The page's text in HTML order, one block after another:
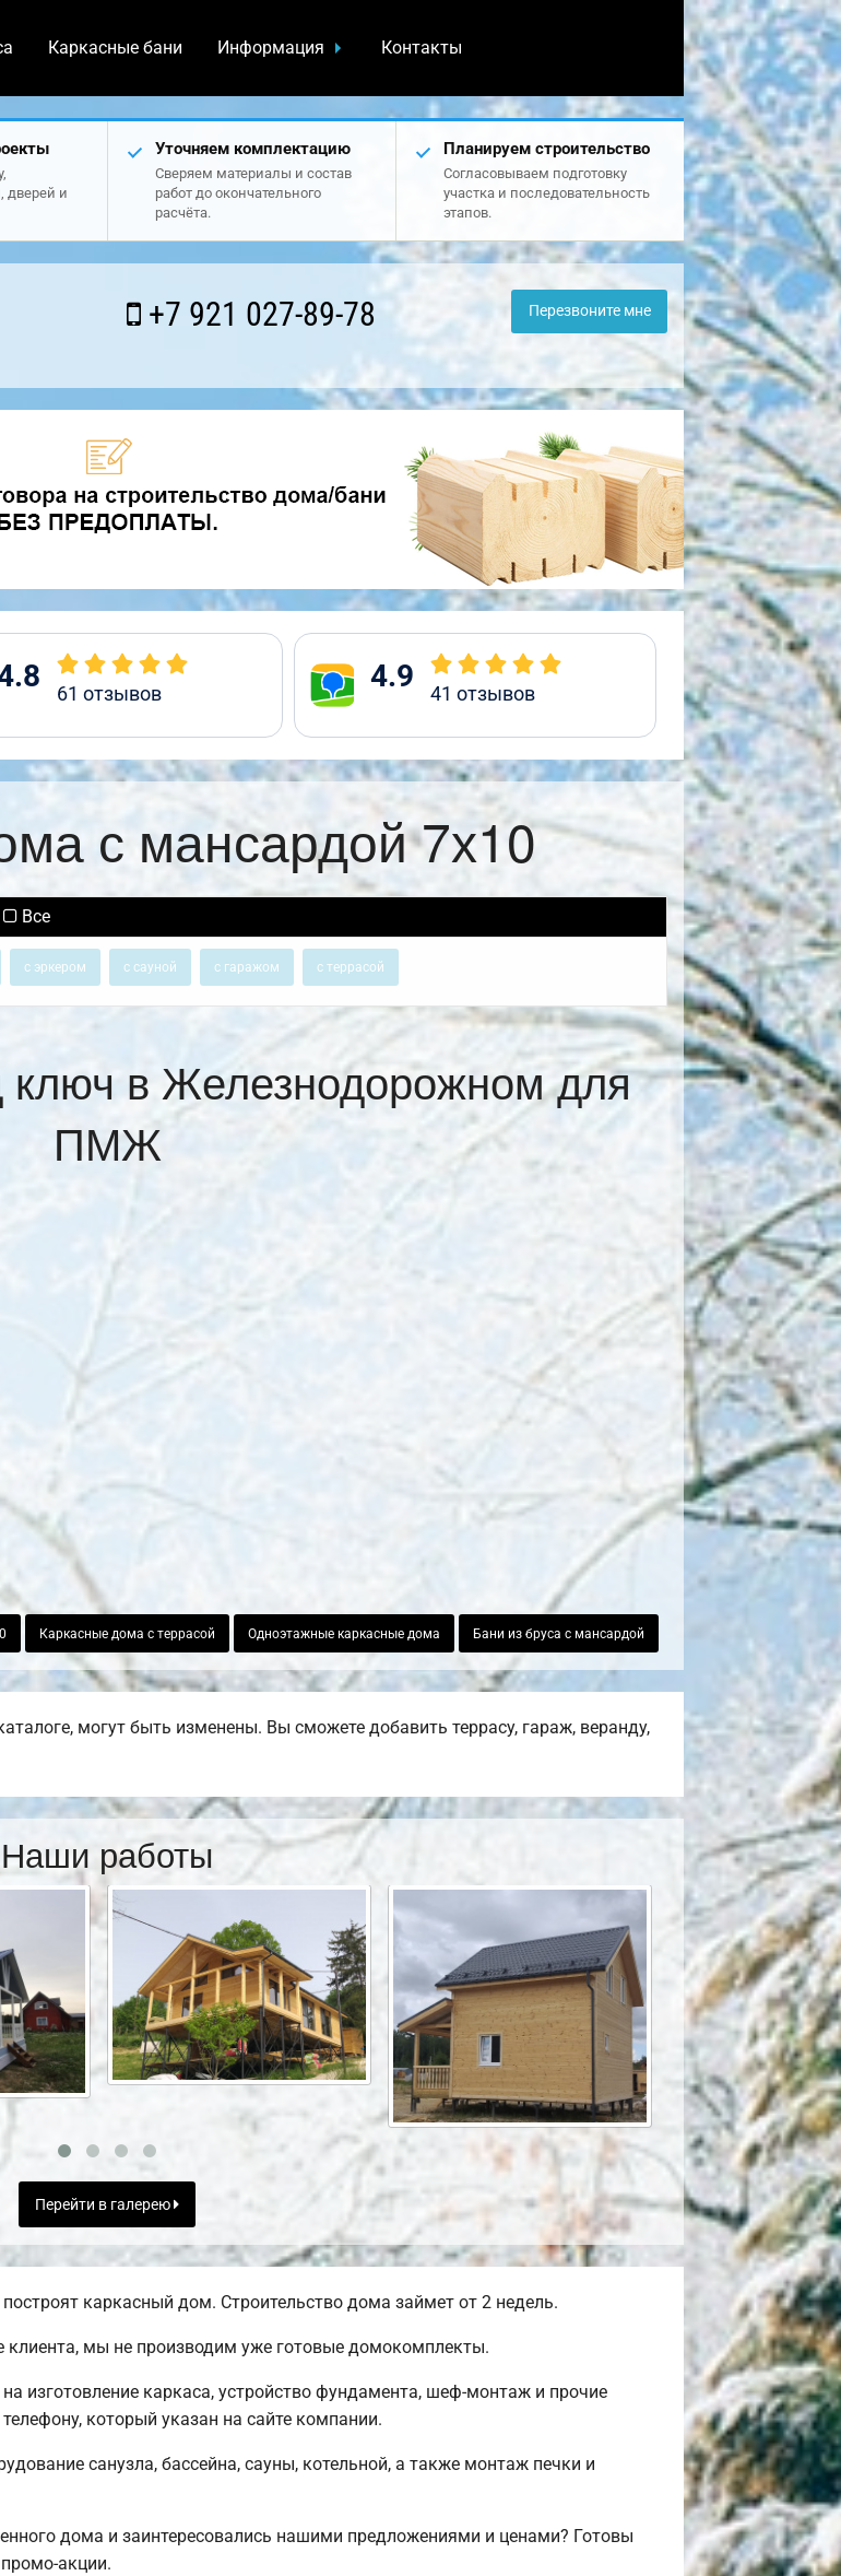
Каркасные бани Информация Контакты
дверей и
Уточняем комплектацию
Сверяем материалы и состав
работ до окончательного
расчёта.
Планируем строительство
Согласовываем подготовку
участка и последовательность
этапов.
+7 921 027-89-78 Перезвоните мне
61 отзывов 4.9 41 отзывов
с мансардой 7х10
Все
с эркером с сауной с гаражом с террасой
в Железнодорожном для
ПМЖ
Каркасные дома с террасой Одноэтажные каркасные дома Бани из бруса с мансардой
могут быть изменены. Вы сможете добавить террасу, гараж, веранду,
Наши работы
Перейти в галерею
каркасный дом. Строительство дома займет от 2 недель.
клиента, мы не производим уже готовые домокомплекты.
изготовление каркаса, устройство фундамента, шеф-монтаж и прочие
который указан на сайте компании.
санузла, бассейна, сауны, котельной, а также монтаж печки и
дома и заинтересовались нашими предложениями и ценами? Готовы
акции.